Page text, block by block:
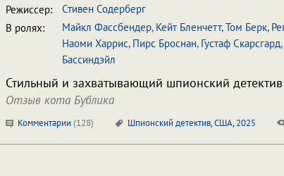
Режиссер:
Стивен Содерберг
В ролях:
Майкл Фассбендер, Кейт Бленчетт,Том Берк,
Наоми Харрис, Пирс Броснан, Густаф Скарсгард,
Бассиндэйл
Стильный и захватывающий шпионский
Отзыв кота Бублика
Комментарии (128) Шпионский детектив,США,2025